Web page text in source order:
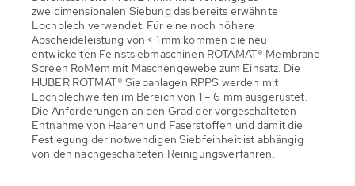
zweidimensionalen Siebung das bereits erwähnte
Lochblech verwendet. Für eine noch höhere
Abscheideleistung von < 1 mm kommen die neu
entwickelten Feinstsiebmaschinen ROTAMAT® Membrane
Screen RoMem mit Maschengewebe zum Einsatz. Die
HUBER ROTMAT® Siebanlagen RPPS werden mit
Lochblechweiten im Bereich von 1 – 6 mm ausgerüstet.
Die Anforderungen an den Grad der vorgeschalteten
Entnahme von Haaren und Faserstoffen und damit die
Festlegung der notwendigen Siebfeinheit ist abhängig
von den nachgeschalteten Reinigungsverfahren.